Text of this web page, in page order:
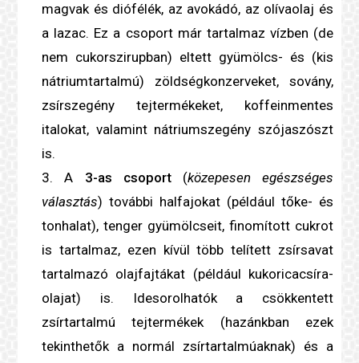
magvak és diófélék, az avokádó, az olívaolaj és
a lazac. Ez a csoport már tartalmaz vízben (de
nem cukorszirupban) eltett gyümölcs- és (kis
nátriumtartalmú) zöldségkonzerveket, sovány,
zsírszegény tejtermékeket, koffeinmentes
italokat, valamint nátriumszegény szójaszószt
is.
A 3-as csoport(közepesen egészséges
választás) további halfajokat (például tőke- és
tonhalat), tenger gyümölcseit, finomított cukrot
is tartalmaz, ezen kívül több telített zsírsavat
tartalmazó olajfajtákat (például kukoricacsíra-
olajat) is. Idesorolhatók a csökkentett
zsírtartalmú tejtermékek (hazánkban ezek
tekinthetők a normál zsírtartalmúaknak) és a